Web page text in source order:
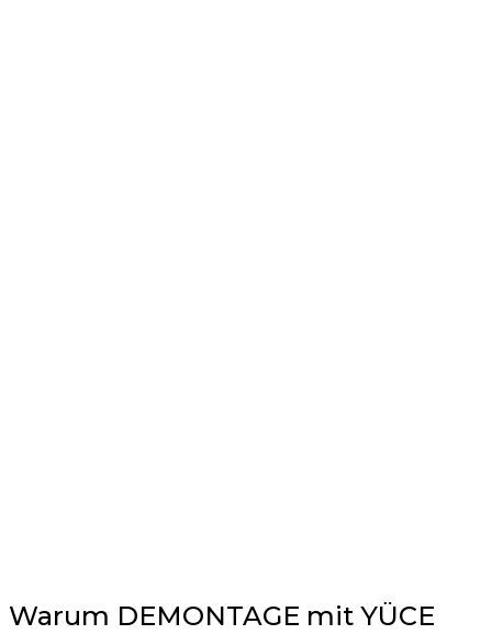
Warum DEMONTAGE mit YÜCE